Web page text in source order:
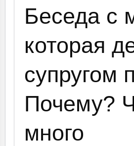
Беседа с
которая
супругом
Почему?
много